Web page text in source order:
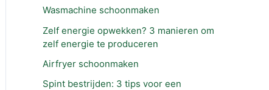
Wasmachine schoonmaken
Zelf energie opwekken? 3 manieren om
zelf energie te produceren
Airfryer schoonmaken
Spint bestrijden: 3 tips voor een